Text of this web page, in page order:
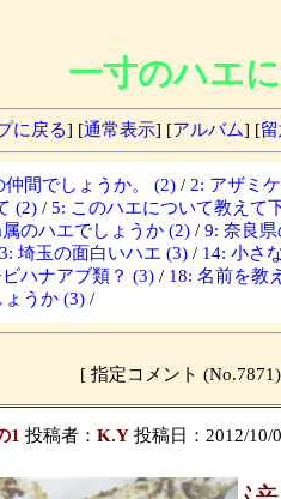
一寸のハエ
に戻る] [通常表示] [アルバム] [
間でしょうか。 (2) / 2: アザミ
(2) / 5: このハエについて教えて
属のハエでしょうか (2) / 9: 奈良
埼玉の面白いハエ (3) / 14: 小さ
ハナアブ類？ (3) / 18: 名前を教
うか (3) /
[ 指定コメント
1 投稿者： K.Y投稿日：2012/10/